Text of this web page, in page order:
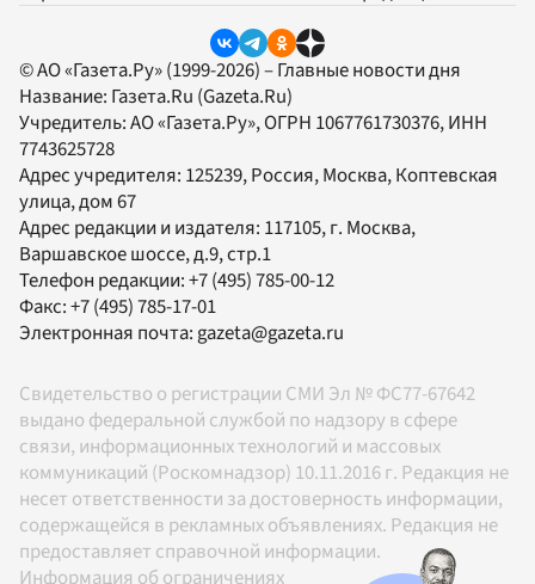
© АО «Газета.Ру» (1999-2026) – Главные новости дня
Название: Газета.Ru (Gazeta.Ru)
Учредитель:АО «Газета.Ру», ОГРН 1067761730376, ИНН
7743625728
Адрес учредителя: 125239, Россия, Москва, Коптевская
улица, дом 67
Адрес редакции и издателя: 117105, г. Москва,
Варшавское шоссе, д.9, стр.1
Телефон редакции:+7 (495) 785-00-12
Факс:+7 (495) 785-17-01
Электронная почта:gazeta@gazeta.ru
Свидетельство о регистрации СМИ Эл № ФС77-67642
выдано федеральной службой по надзору в сфере
связи, информационных технологий и массовых
коммуникаций (Роскомнадзор) 10.11.2016 г. Редакция не
несет ответственности за достоверность информации,
содержащейся в рекламных объявлениях. Редакция не
предоставляет справочной информации.
Информация об ограничениях